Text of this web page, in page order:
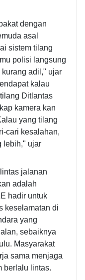
dengan
asal
sistem tilang
polisi langsung
adil," ujar
kalau
Ditlantas
kamera kan
yang tilang
cari kesalahan,
lebih," ujar
jalanan
adalah
hadir untuk
keselamatan di
yang
sebaiknya
Masyarakat
sama menjaga
berlalu lintas.